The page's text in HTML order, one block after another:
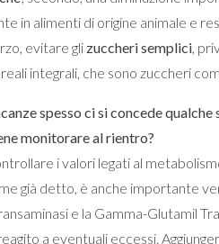
in alimenti di origine animale e
evitare gli zuccheri semplici,
integrali, che sono zuccheri
spesso ci si concede
monitorare al rientro?
i valori legati al
già detto, è anche importante
e la Gamma-Glutamil
a eventuali eccessi.